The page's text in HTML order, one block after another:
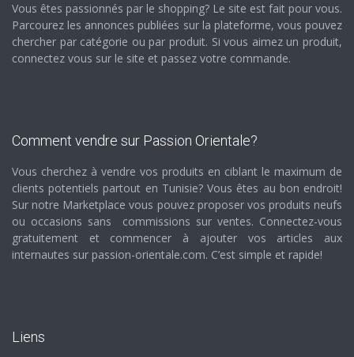
Vous êtes passionnés par le shopping? Le site est fait pour vous.
Parcourez les annonces publiées sur la plateforme, vous pouvez
chercher par catégorie ou par produit. Si vous aimez un produit,
connectez vous sur le site et passez votre commande.
Comment vendre sur Passion Orientale?
Vous cherchez à vendre vos produits en ciblant le maximum de
clients potentiels partout en Tunisie? Vous êtes au bon endroit!
Sur notre Marketplace vous pouvez proposer vos produits neufs
ou occasions sans commissions sur ventes. Connectez-vous
gratuitement et commencer à ajouter vos articles aux
internautes sur passion-orientale.com. C’est simple et rapide!
Liens